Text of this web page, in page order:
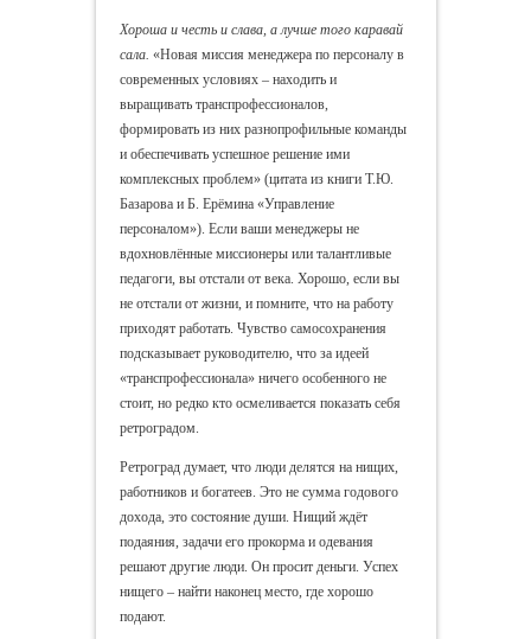
Хороша и честь и слава, а лучше того каравай
сала. «Новая миссия менеджера по персоналу в
современных условиях – находить и
выращивать транспрофессионалов,
формировать из них разнопрофильные команды
и обеспечивать успешное решение ими
комплексных проблем» (цитата из книги Т.Ю.
Базарова и Б. Ерёмина «Управление
персоналом»). Если ваши менеджеры не
вдохновлённые миссионеры или талантливые
педагоги, вы отстали от века. Хорошо, если вы
не отстали от жизни, и помните, что на работу
приходят работать. Чувство самосохранения
подсказывает руководителю, что за идеей
«транспрофессионала» ничего особенного не
стоит, но редко кто осмеливается показать себя
ретроградом.
Ретроград думает, что люди делятся на нищих,
работников и богатеев. Это не сумма годового
дохода, это состояние души. Нищий ждёт
подаяния, задачи его прокорма и одевания
решают другие люди. Он просит деньги. Успех
нищего – найти наконец место, где хорошо
подают.